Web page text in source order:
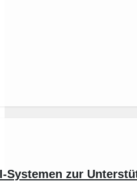
Systemen zur